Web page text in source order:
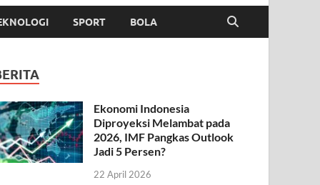
SPORT BOLA
Ekonomi Indonesia
Diproyeksi Melambat pada
2026, IMF Pangkas Outlook
Jadi 5 Persen?
22 April 2026